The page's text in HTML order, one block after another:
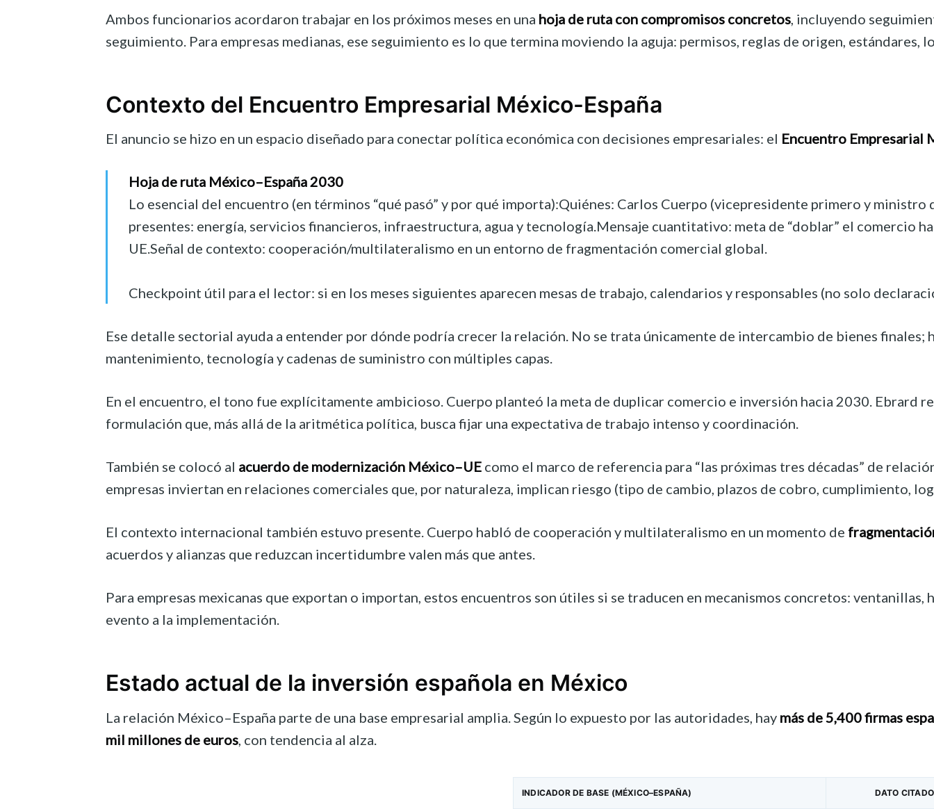
Ambos funcionarios acordaron trabajar en los próximos meses en una hoja de ruta con compromisos concretos, incluyendo
seguimiento. Para empresas medianas, ese seguimiento es lo que termina moviendo la aguja: permisos, reglas de origen,
Contexto del Encuentro Empresarial México-España
El anuncio se hizo en un espacio diseñado para conectar política económica con decisiones empresariales: el Encuentro Empresarial
Hoja de ruta México–España 2030
Lo esencial del encuentro (en términos “qué pasó” y por qué importa):Quiénes: Carlos Cuerpo (vicepresidente primero y
presentes: energía, servicios financieros, infraestructura, agua y tecnología.Mensaje cuantitativo: meta de “doblar” el comercio
UE.Señal de contexto: cooperación/multilateralismo en un entorno de fragmentación comercial global.
Checkpoint útil para el lector: si en los meses siguientes aparecen mesas de trabajo, calendarios y responsables (no solo
Ese detalle sectorial ayuda a entender por dónde podría crecer la relación. No se trata únicamente de intercambio de bienes finales;
mantenimiento, tecnología y cadenas de suministro con múltiples capas.
En el encuentro, el tono fue explícitamente ambicioso. Cuerpo planteó la meta de duplicar comercio e inversión hacia 2030.
formulación que, más allá de la aritmética política, busca fijar una expectativa de trabajo intenso y coordinación.
También se colocó al acuerdo de modernización México–UE como el marco de referencia para “las próximas tres décadas” de
empresas inviertan en relaciones comerciales que, por naturaleza, implican riesgo (tipo de cambio, plazos de cobro, cumplimiento,
El contexto internacional también estuvo presente. Cuerpo habló de cooperación y multilateralismo en un momento de
acuerdos y alianzas que reduzcan incertidumbre valen más que antes.
Para empresas mexicanas que exportan o importan, estos encuentros son útiles si se traducen en mecanismos concretos:
evento a la implementación.
Estado actual de la inversión española en México
La relación México–España parte de una base empresarial amplia. Según lo expuesto por las autoridades, hay más de 5,400 firmas
mil millones de euros , con tendencia al alza.
INDICADOR DE BASE (MÉXICO–ESPAÑA) DATO CITADO